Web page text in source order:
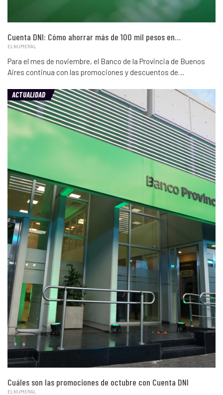
Cuenta DNI: Cómo ahorrar más de 100 mil pesos en…
ELNUMERAL
Para el mes de noviembre, el Banco de la Provincia de Buenos
Aires continua con las promociones y descuentos de…
ACTUALIDAD
Cuáles son las promociones de octubre con Cuenta DNI
ELNUMERAL